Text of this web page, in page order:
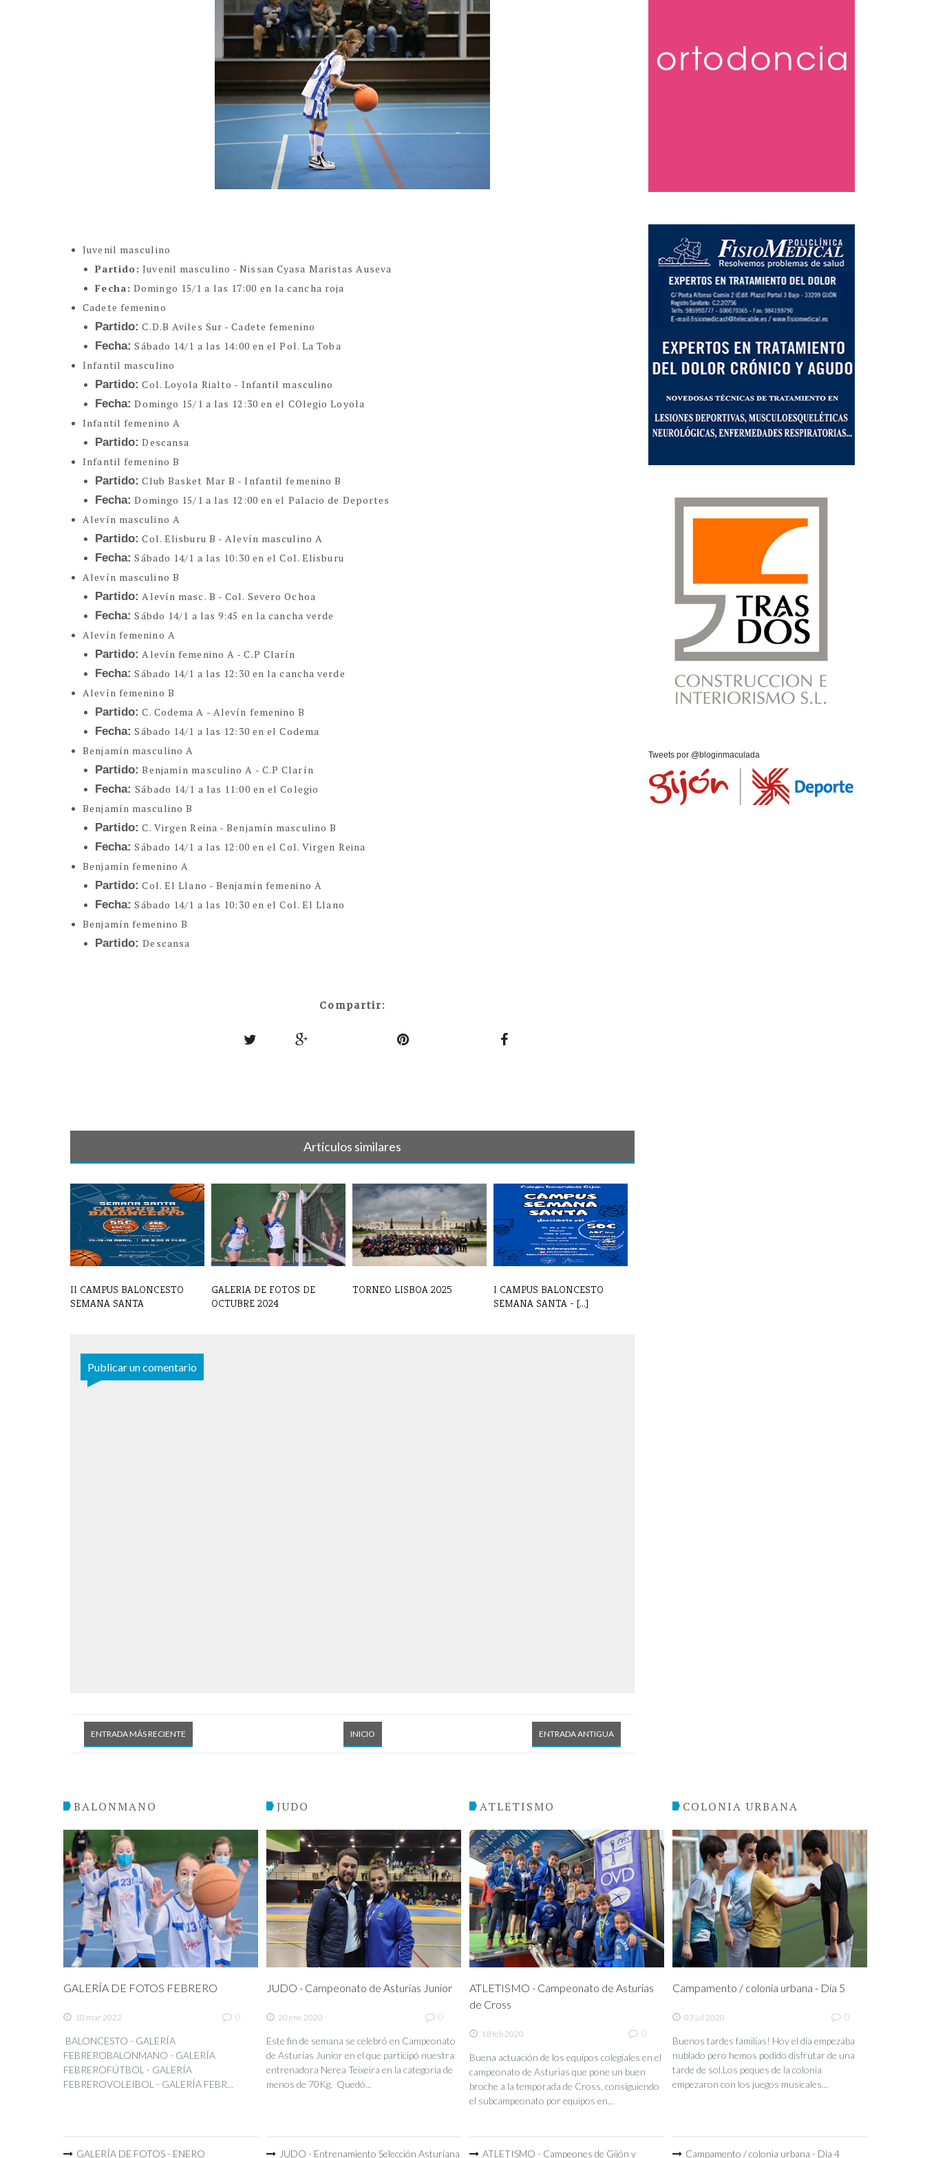
Juvenil masculino
Partido: Juvenil masculino - Nissan Cyasa Maristas Auseva
Fecha: Domingo 15/1 a las 17:00 en la cancha roja
Cadete femenino
Partido: C.D.B Aviles Sur - Cadete femenino
Fecha: Sábado 14/1 a las 14:00 en el Pol. La Toba
Infantil masculino
Partido: Col. Loyola Rialto - Infantil masculino
Fecha: Domingo 15/1 a las 12:30 en el COlegio Loyola
Infantil femenino A
Partido: Descansa
Infantil femenino B
Partido: Club Basket Mar B - Infantil femenino B
Fecha: Domingo 15/1 a las 12:00 en el Palacio de Deportes
Alevín masculino A
Partido: Col. Elisburu B - Alevín masculino A
Fecha: Sábado 14/1 a las 10:30 en el Col. Elisburu
Alevín masculino B
Partido: Alevín masc. B - Col. Severo Ochoa
Fecha: Sábdo 14/1 a las 9:45 en la cancha verde
Alevín femenino A
Partido: Alevín femenino A - C.P Clarín
Fecha: Sábado 14/1 a las 12:30 en la cancha verde
Alevín femenino B
Partido: C. Codema A - Alevín femenino B
Fecha: Sábado 14/1 a las 12:30 en el Codema
Benjamín masculino A
Partido: Benjamín masculino A - C.P Clarín
Fecha:Sábado 14/1 a las 11:00 en el Colegio
Benjamín masculino B
Partido: C. Virgen Reina - Benjamín masculino B
Fecha: Sábado 14/1 a las 12:00 en el Col. Virgen Reina
Benjamín femenino A
Partido: Col. El Llano - Benjamín femenino A
Fecha: Sábado 14/1 a las 10:30 en el Col. El Llano
Benjamín femenino B
Partido:Descansa
Compartir:
Artículos similares
II CAMPUS BALONCESTO
SEMANA SANTA
GALERIA DE FOTOS DE
OCTUBRE 2024
TORNEO LISBOA 2025
I CAMPUS BALONCESTO
SEMANA SANTA - [...]
Publicar un comentario
ENTRADA MÁS RECIENTE ENTRADA ANTIGUA
INICIO
Tweets por @bloginmaculada
BALONMANO
GALERÍA DE FOTOS FEBRERO
10 mar 2022 0
BALONCESTO - GALERÍA
FEBREROBALONMANO - GALERÍA
FEBREROFÚTBOL - GALERÍA
FEBREROVOLEIBOL - GALERÍA FEBR...
GALERÍA DE FOTOS - ENERO
JUDO
JUDO - Campeonato de Asturias Junior
20 ene 2020 0
Este fin de semana se celebró en Campeonato
de Asturias Junior en el que participó nuestra
entrenadora Nerea Teixeira en la categoría de
menos de 70Kg. Quedó...
JUDO - Entrenamiento Selección Asturiana
ATLETISMO
ATLETISMO - Campeonato de Asturias
de Cross
18 feb 2020 0
Buena actuación de los equipos colegiales en el
campeonato de Asturias que pone un buen
broche a la temporada de Cross, consiguiendo
el subcampeonato por equipos en...
ATLETISMO - Campeones de Gijón y
COLONIA URBANA
Campamento / colonia urbana - Día 5
03 jul 2020 0
Buenos tardes familias! Hoy el día empezaba
nublado pero hemos podido disfrutar de una
tarde de sol.Los peques de la colonia
empezaron con los juegos musicales...
Campamento / colonia urbana - Día 4